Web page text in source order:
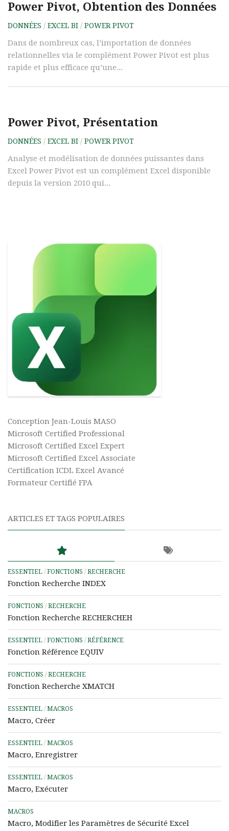
Power Pivot, Obtention des Données
DONNÉES / EXCEL BI / POWER PIVOT
Dans de nombreux cas, l’importation de données
relationnelles via le complément Power Pivot est plus
rapide et plus efficace qu’une...
Power Pivot, Présentation
DONNÉES / EXCEL BI / POWER PIVOT
Analyse et modélisation de données puissantes dans
Excel Power Pivot est un complément Excel disponible
depuis la version 2010 qui...
Conception Jean-Louis MASO
Microsoft Certified Professional
Microsoft Certified Excel Expert
Microsoft Certified Excel Associate
Certification ICDL Excel Avancé
Formateur Certifié FPA
ARTICLES ET TAGS POPULAIRES
ESSENTIEL / FONCTIONS / RECHERCHE
Fonction Recherche INDEX
FONCTIONS / RECHERCHE
Fonction Recherche RECHERCHEH
ESSENTIEL / FONCTIONS / RÉFÉRENCE
Fonction Référence EQUIV
FONCTIONS / RECHERCHE
Fonction Recherche XMATCH
ESSENTIEL / MACROS
Macro, Créer
ESSENTIEL / MACROS
Macro, Enregistrer
ESSENTIEL / MACROS
Macro, Exécuter
MACROS
Macro, Modifier les Paramètres de Sécurité Excel